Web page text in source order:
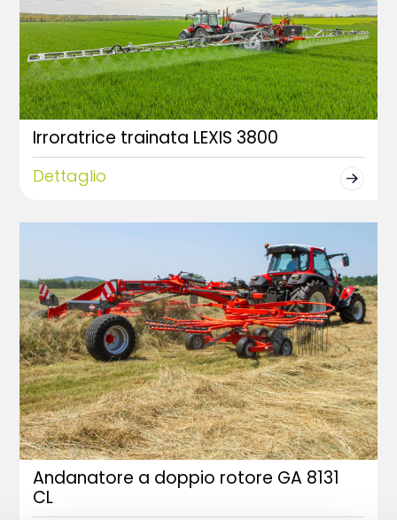
Irroratrice trainata LEXIS 3800
Dettaglio
Andanatore a doppio rotore GA 8131
CL